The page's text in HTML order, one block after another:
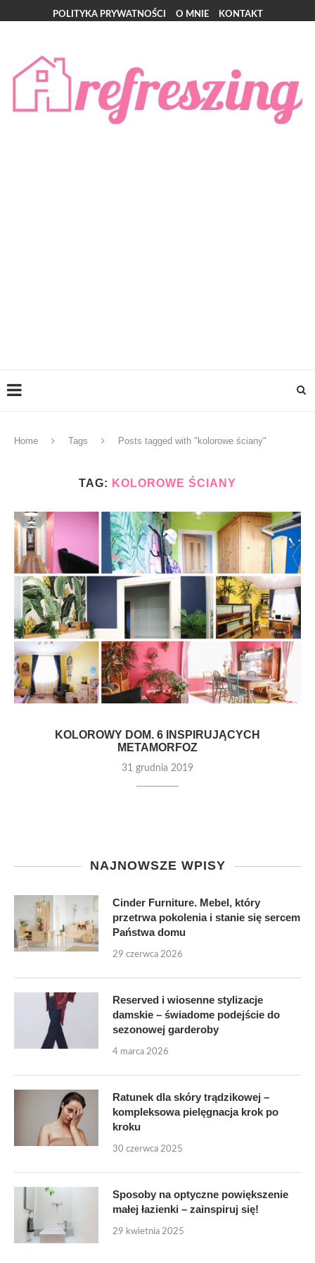
POLITYKA PRYWATNOŚCI O MNIE KONTAKT
Home Tags Posts tagged with "kolorowe ściany"
TAG: KOLOROWE ŚCIANY
KOLOROWY DOM. 6 INSPIRUJĄCYCH
METAMORFOZ
31 grudnia 2019
NAJNOWSZE WPISY
Cinder Furniture. Mebel, który
przetrwa pokolenia i stanie się sercem
Państwa domu
29 czerwca 2026
Reserved i wiosenne stylizacje
damskie – świadome podejście do
sezonowej garderoby
4 marca 2026
Ratunek dla skóry trądzikowej –
kompleksowa pielęgnacja krok po
kroku
30 czerwca 2025
Sposoby na optyczne powiększenie
małej łazienki – zainspiruj się!
29 kwietnia 2025